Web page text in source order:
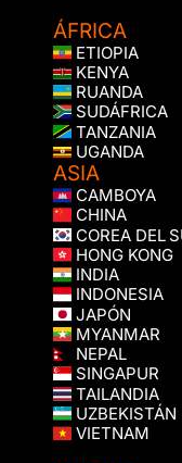
ÁFRICA
ETIOPIA
KENYA
RUANDA
SUDÁFRICA
TANZANIA
UGANDA
ASIA
CAMBOYA
CHINA
COREA DEL
HONG KONG
INDIA
INDONESIA
JAPÓN
MYANMAR
NEPAL
SINGAPUR
TAILANDIA
UZBEKISTÁN
VIETNAM